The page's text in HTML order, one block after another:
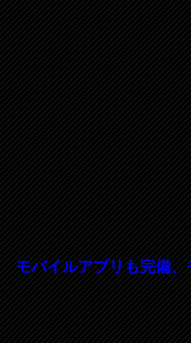
モバイルアプリも完備